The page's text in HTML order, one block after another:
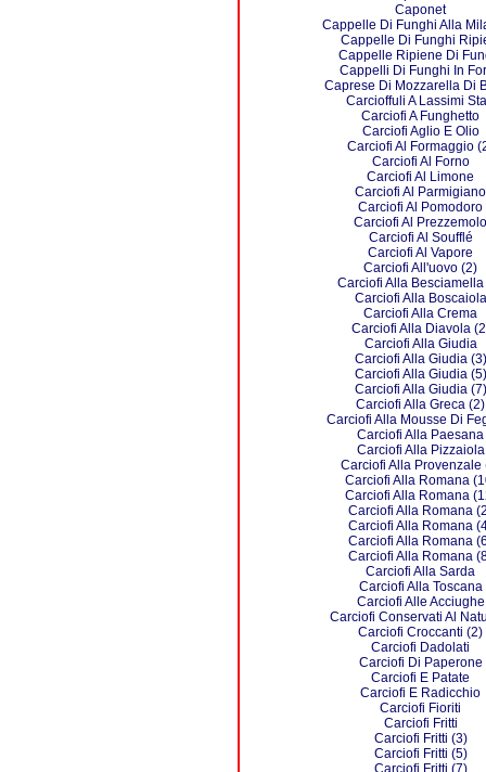
Caponet
Cappelle Di Funghi Alla
Cappelle Di Funghi
Cappelle Ripiene Di
Cappelli Di Funghi In
Caprese Di Mozzarella Di
Carcioffuli A Lassimi
Carciofi A Funghetto
Carciofi Aglio E Olio
Carciofi Al Formaggio
Carciofi Al Forno
Carciofi Al Limone
Carciofi Al Parmigiano
Carciofi Al Pomodoro
Carciofi Al Prezzemolo
Carciofi Al Soufflé
Carciofi Al Vapore
Carciofi All'uovo (2)
Carciofi Alla Besciamella
Carciofi Alla Boscaiola
Carciofi Alla Crema
Carciofi Alla Diavola
Carciofi Alla Giudia
Carciofi Alla Giudia (3)
Carciofi Alla Giudia (5)
Carciofi Alla Giudia (7)
Carciofi Alla Greca (2)
Carciofi Alla Mousse Di
Carciofi Alla Paesana
Carciofi Alla Pizzaiola
Carciofi Alla Provenzale
Carciofi Alla Romana
Carciofi Alla Romana
Carciofi Alla Romana
Carciofi Alla Romana
Carciofi Alla Romana
Carciofi Alla Romana
Carciofi Alla Sarda
Carciofi Alla Toscana
Carciofi Alle Acciughe
Carciofi Conservati Al
Carciofi Croccanti (2)
Carciofi Dadolati
Carciofi Di Paperone
Carciofi E Patate
Carciofi E Radicchio
Carciofi Fioriti
Carciofi Fritti
Carciofi Fritti (3)
Carciofi Fritti (5)
Carciofi Fritti (7)